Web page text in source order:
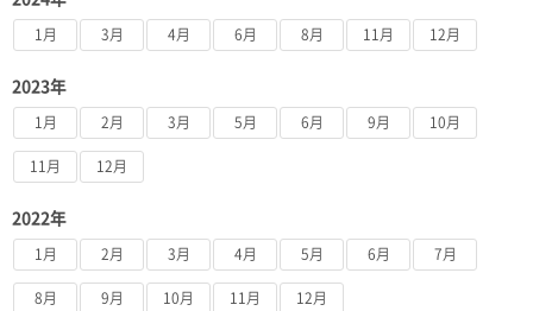
1月 3月 4月 6月 8月 11月 12月
2023年
1月 2月 3月 5月 6月 9月 10月
11月 12月
2022年
1月 2月 3月 4月 5月 6月 7月
8月 9月 10月 11月 12月